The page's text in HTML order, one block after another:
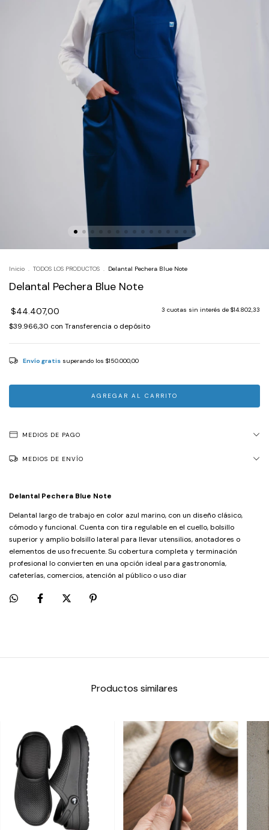
Inicio . TODOS LOS PRODUCTOS . Delantal Pechera Blue Note
Delantal Pechera Blue Note
$44.407,00 3 cuotas sin interés de $14.802,33
$39.966,30 con Transferencia o depósito
Envío gratis superando los $150.000,00
MEDIOS DE PAGO
MEDIOS DE ENVÍO
Delantal Pechera Blue Note
Delantal largo de trabajo en color azul marino, con un diseño clásico,
cómodo y funcional. Cuenta con tira regulable en el cuello, bolsillo
superior y amplio bolsillo lateral para llevar utensilios, anotadores o
elementos de uso frecuente. Su cobertura completa y terminación
profesional lo convierten en una opción ideal para gastronomía,
cafeterías, comercios, atención al público o uso diar
Productos similares